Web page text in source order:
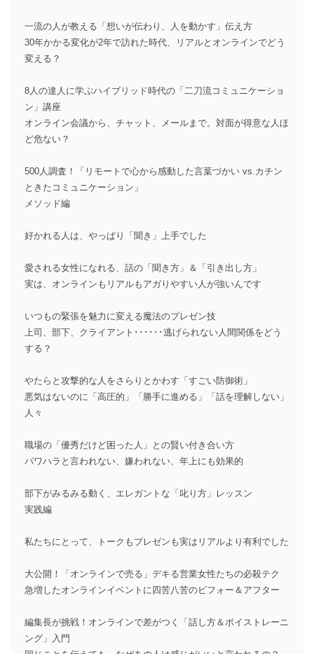
一流の人が教える「想いが伝わり、人を動かす」伝え方
30年かかる変化が2年で訪れた時代、リアルとオンラインでどう
変える？
8人の達人に学ぶハイブリッド時代の「二刀流コミュニケーショ
ン」講座
オンライン会議から、チャット、メールまで。対面が得意な人ほ
ど危ない？
500人調査！「リモートで心から感動した言葉づかい vs.カチン
ときたコミュニケーション」
メソッド編
好かれる人は、やっぱり「聞き」上手でした
愛される女性になれる、話の「聞き方」＆「引き出し方」
実は、オンラインもリアルもアガりやすい人が強いんです
いつもの緊張を魅力に変える魔法のプレゼン技
上司、部下、クライアント･･････逃げられない人間関係をどう
する？
やたらと攻撃的な人をさらりとかわす「すごい防御術」
悪気はないのに「高圧的」「勝手に進める」「話を理解しない」
人々
職場の「優秀だけど困った人」との賢い付き合い方
パワハラと言われない、嫌われない、年上にも効果的
部下がみるみる動く、エレガントな「叱り方」レッスン
実践編
私たちにとって、トークもプレゼンも実はリアルより有利でした
大公開！「オンラインで売る」デキる営業女性たちの必殺テク
急増したオンラインイベントに四苦八苦のビフォー＆アフター
編集長が挑戦！オンラインで差がつく「話し方＆ボイストレーニ
ング」入門